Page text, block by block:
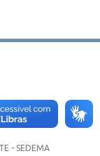
- SEDEMA